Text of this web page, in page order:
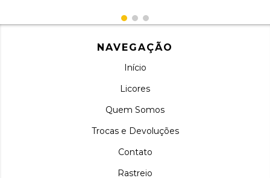
NAVEGAÇÃO
Início
Licores
Quem Somos
Trocas e Devoluções
Contato
Rastreio